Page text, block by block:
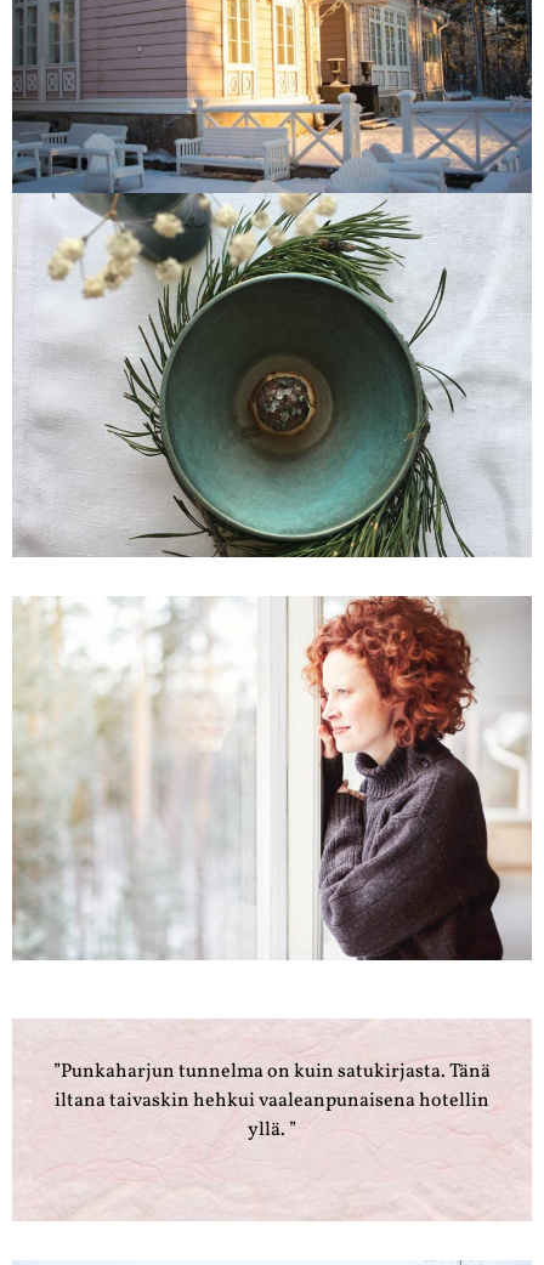
”Punkaharjun tunnelma on kuin satukirjasta. Tänä
iltana taivaskin hehkui vaaleanpunaisena hotellin
yllä. ”